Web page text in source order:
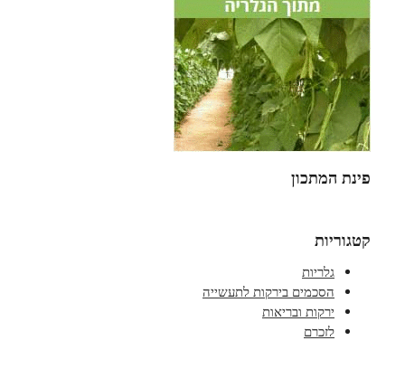
פינת המתכון
קטגוריות
גלריות
הסכמים בירקות לתעשייה
ירקות ובריאות
לזכרם